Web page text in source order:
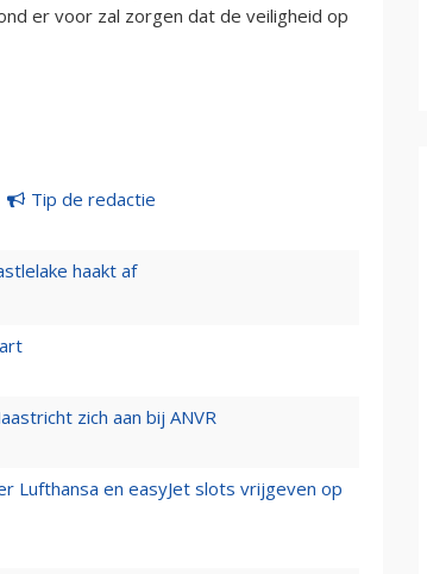
er voor zal zorgen dat de veiligheid op
Tip de redactie
haakt af
zich aan bij ANVR
Lufthansa en easyJet slots vrijgeven op